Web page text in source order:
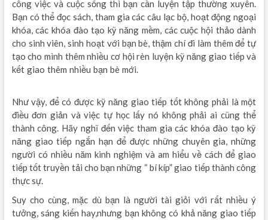
công việc và cuộc sống thì bạn cần luyện tập thường xuyên.
Bạn có thể đọc sách, tham gia các câu lạc bộ, hoạt động ngoại
khóa, các khóa đào tạo kỹ năng mềm, các cuộc hội thảo dành
cho sinh viên, sinh hoạt với bạn bè, thậm chí đi làm thêm để tự
tạo cho mình thêm nhiều cơ hội rèn luyện kỹ năng giao tiếp và
kết giao thêm nhiều bạn bè mới.
Như vậy, để có được kỹ năng giao tiếp tốt không phải là một
điều đơn giản và việc tự học lấy nó không phải ai cũng thể
thành công. Hãy nghĩ đến việc tham gia các khóa đào tạo kỹ
năng giao tiếp ngắn hạn để được những chuyên gia, những
người có nhiều năm kinh nghiệm và am hiểu về cách để giao
tiếp tốt truyền tải cho bạn những “ bí kíp” giao tiếp thành công
thực sự.
Suy cho cùng, mặc dù bạn là người tài giỏi với rất nhiều ý
tưởng, sáng kiến hay,nhưng bạn không có khả năng giao tiếp